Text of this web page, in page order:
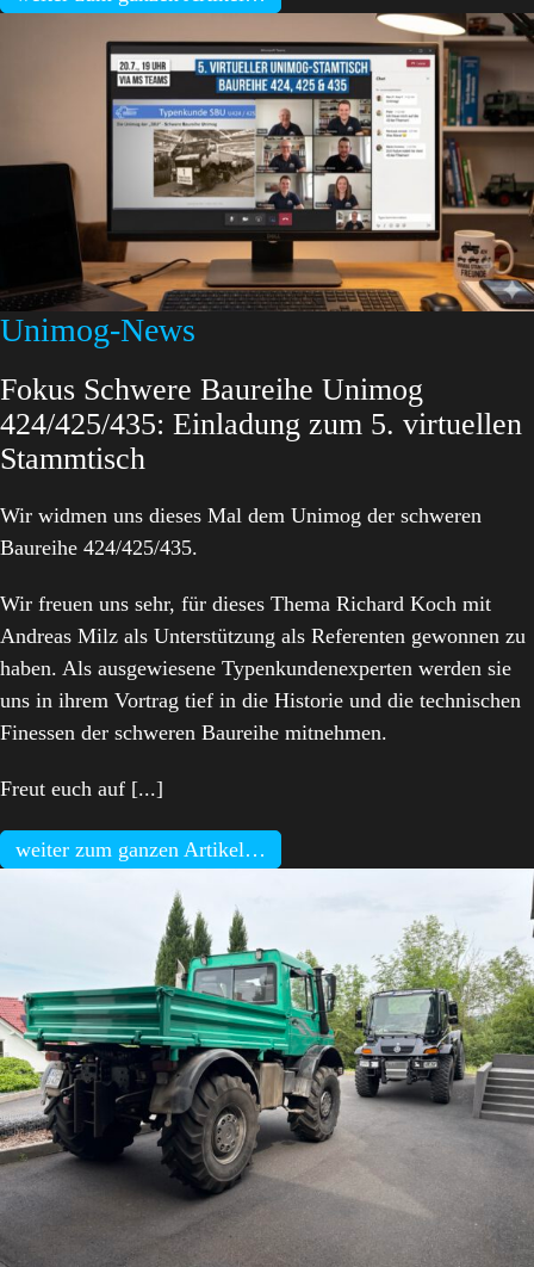
Unimog-News
Fokus Schwere Baureihe Unimog
424/425/435: Einladung zum 5. virtuellen
Stammtisch
Wir widmen uns dieses Mal dem Unimog der schweren
Baureihe 424/425/435.
Wir freuen uns sehr, für dieses Thema Richard Koch mit
Andreas Milz als Unterstützung als Referenten gewonnen zu
haben. Als ausgewiesene Typenkundenexperten werden sie
uns in ihrem Vortrag tief in die Historie und die technischen
Finessen der schweren Baureihe mitnehmen.
Freut euch auf [...]
weiter zum ganzen Artikel…